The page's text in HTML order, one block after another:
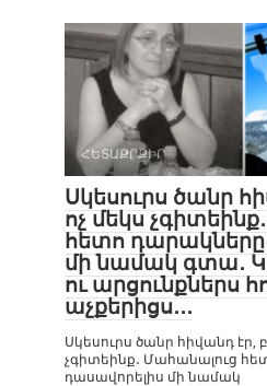
ՀԵՏԱՔՐՔԻՐ
Սկեսուրս ծանր
ոչ մեկս
հետո դարակները
մի նամակ գտա․
ու արցունքներս
աչքերիցս․․․
Սկեսուրս ծանր հիվանդ էր,
չգիտեինք․ Մահանալուց
դասավորելիս մի նամակ